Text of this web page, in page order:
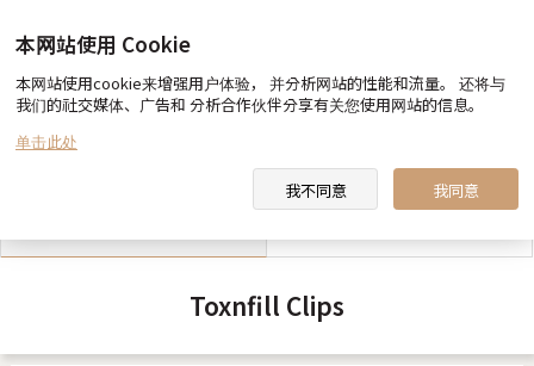
toxnfill 美容医院 向您约定 医生&职员 介绍
合作酒店指南
Toxnfill Clips
本网站使用 Cookie
本网站使用cookie来增强用户体验， 并分析网站的性能和流量。 还将与
我们的社交媒体、广告和 分析合作伙伴分享有关您使用网站的信息。
单击此处
我不同意 我同意